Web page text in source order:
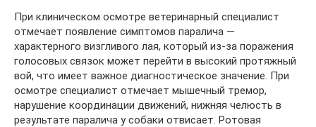
При клиническом осмотре ветеринарный специалист
отмечает появление симптомов паралича —
характерного визгливого лая, который из-за поражения
голосовых связок может перейти в высокий протяжный
вой, что имеет важное диагностическое значение. При
осмотре специалист отмечает мышечный тремор,
нарушение координации движений, нижняя челюсть в
результате паралича у собаки отвисает. Ротовая